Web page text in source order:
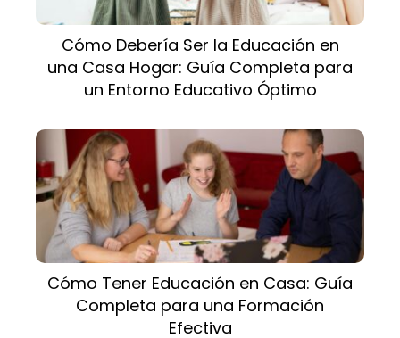
Cómo Debería Ser la Educación en
una Casa Hogar: Guía Completa para
un Entorno Educativo Óptimo
Cómo Tener Educación en Casa: Guía
Completa para una Formación
Efectiva